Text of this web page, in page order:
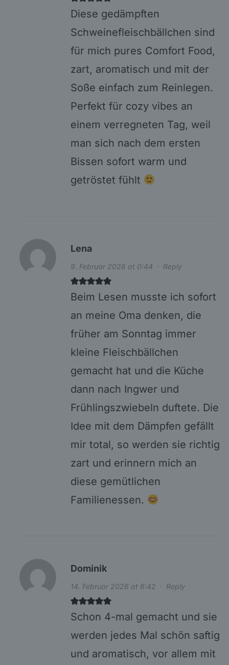
Diese gedämpften
Schweinefleischbällchen sind
für mich pures Comfort Food,
zart, aromatisch und mit der
Soße einfach zum Reinlegen.
Perfekt für cozy vibes an
einem verregneten Tag, weil
man sich nach dem ersten
Bissen sofort warm und
getröstet fühlt
Lena
9. Februar 2026 at 0:44 · Reply
Beim Lesen musste ich sofort
an meine Oma denken, die
früher am Sonntag immer
kleine Fleischbällchen
gemacht hat und die Küche
dann nach Ingwer und
Frühlingszwiebeln duftete. Die
Idee mit dem Dämpfen gefällt
mir total, so werden sie richtig
zart und erinnern mich an
diese gemütlichen
Familienessen.
Dominik
14. Februar 2026 at 6:42 · Reply
Schon 4-mal gemacht und sie
werden jedes Mal schön saftig
und aromatisch, vor allem mit